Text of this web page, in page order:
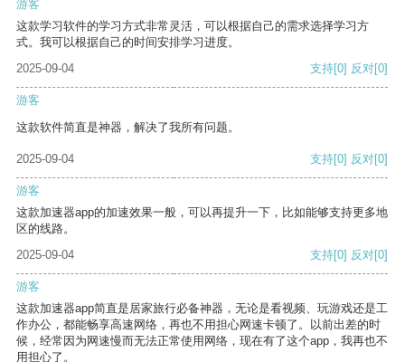
游客
这款学习软件的学习方式非常灵活，可以根据自己的需求选择学习方
式。我可以根据自己的时间安排学习进度。
2025-09-04
支持[0] 反对[0]
游客
这款软件简直是神器，解决了我所有问题。
2025-09-04 支持[0] 反对[0]
游客
这款加速器app的加速效果一般，可以再提升一下，比如能够支持更多地
区的线路。
2025-09-04
支持[0] 反对[0]
游客
这款加速器app简直是居家旅行必备神器，无论是看视频、玩游戏还是工
作办公，都能畅享高速网络，再也不用担心网速卡顿了。以前出差的时
候，经常因为网速慢而无法正常使用网络，现在有了这个app，我再也不
用担心了。